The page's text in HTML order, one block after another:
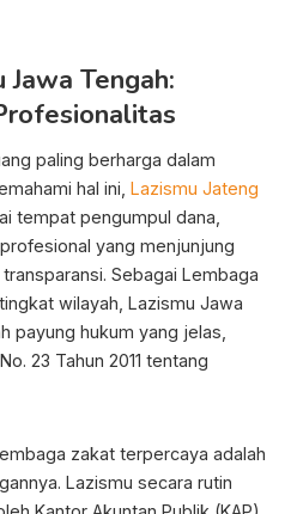
Tengah:
paling berharga dalam
hal ini, Lazismu Jateng
tempat pengumpul dana,
yang menjunjung
Sebagai Lembaga
wilayah, Lazismu Jawa
payung hukum yang jelas,
23 Tahun 2011 tentang
zakat terpercaya adalah
Lazismu secara rutin